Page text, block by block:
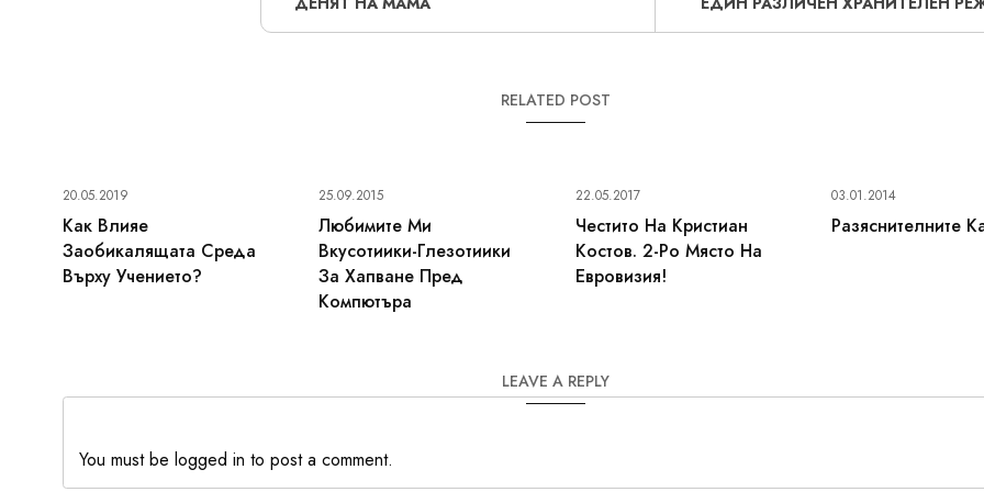
RELATED POST
20.05.2019
Как Влияе
Заобикалящата Среда
Върху Учението?
25.09.2015
Любимите Ми
Вкусотиики-Глезотиики
За Хапване Пред
Компютъра
22.05.2017
Честито На Кристиан
Костов. 2-Ро Място На
Евровизия!
03.01.2014
Разяснителните
LEAVE A REPLY
You must be logged in to post a comment.